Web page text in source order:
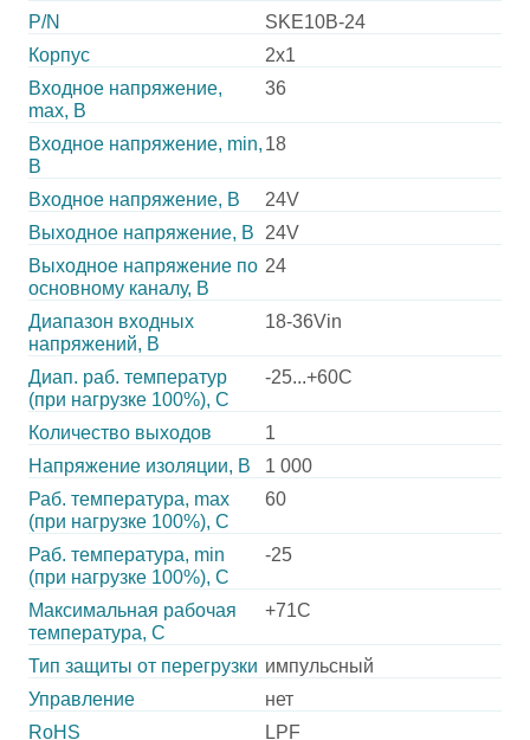
P/N
SKE10B-24
Корпус
2x1
Входное напряжение,
max, В
36
Входное напряжение, min,
В
18
Входное напряжение, В
24V
Выходное напряжение, В
24V
Выходное напряжение по
основному каналу, В
24
Диапазон входных
напряжений, В
18-36Vin
Диап. раб. температур
(при нагрузке 100%), C
-25...+60C
Количество выходов
1
Напряжение изоляции, В
1 000
Раб. температура, max
(при нагрузке 100%), C
60
Раб. температура, min
(при нагрузке 100%), C
-25
Максимальная рабочая
температура, C
+71C
Тип защиты от перегрузки импульсный
Управление
нет
RoHS
LPF